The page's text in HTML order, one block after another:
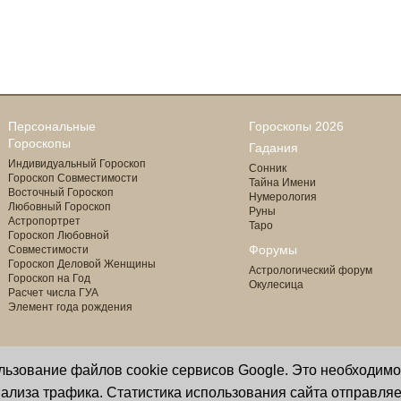
файлов cookie сервисов Google. Это
трафика. Статистика использования сайта
Персональные
Гороскопы
Индивидуальный Гороскоп
Гороскоп Совместимости
Восточный Гороскоп
Любовный Гороскоп
Астропортрет
Гороскоп Любовной
Совместимости
Гороскоп Деловой Женщины
Гороскоп на Год
Расчет числа ГУА
Элемент года рождения
Гороскопы 2026
Гадания
Сонник
Тайна Имени
Нумерология
Руны
Таро
Форумы
Астрологический форум
Окулесица
Copyright © 2000 - 2026 Oculus
Все права защищены
астролог И. Звягина
программист Ю. Данилов